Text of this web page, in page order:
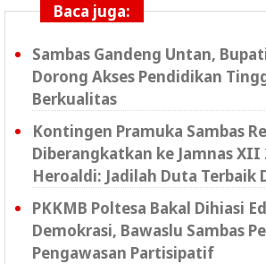
Baca juga:
Sambas Gandeng Untan,
Dorong Akses Pendidikan
Berkualitas
Kontingen Pramuka Sambas
Diberangkatkan ke Jamnas XII
Heroaldi: Jadilah Duta Terbaik
PKKMB Poltesa Bakal Dihiasi
Demokrasi, Bawaslu Sambas
Pengawasan Partisipatif